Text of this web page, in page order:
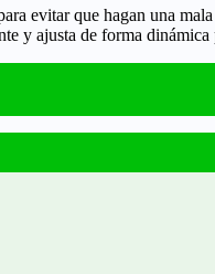
evitar que hagan una
y ajusta de forma dinámica